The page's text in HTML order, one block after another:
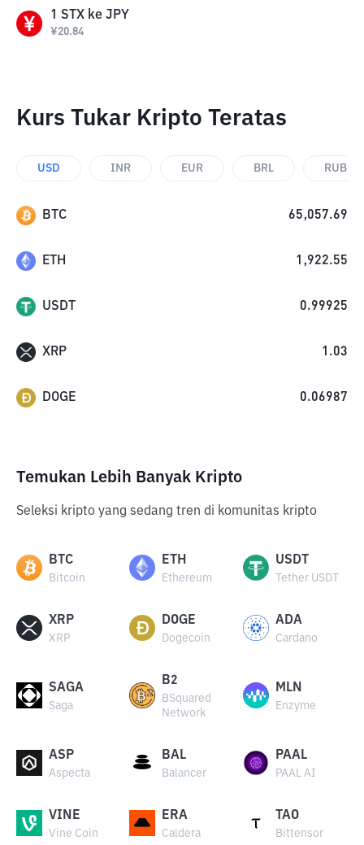
1 STX ke JPY
¥20.84
Kurs Tukar Kripto Teratas
USD INR EUR BRL RUB
BTC 65,057.69
ETH 1,922.55
USDT 0.99925
XRP 1.03
DOGE 0.06987
Temukan Lebih Banyak Kripto
Seleksi kripto yang sedang tren di komunitas kripto
BTC
Bitcoin
ETH
Ethereum
USDT
Tether USDT
XRP
XRP
DOGE
Dogecoin
ADA
Cardano
SAGA
Saga
B2
BSquared
Network
MLN
Enzyme
ASP
Aspecta
BAL
Balancer
PAAL
PAAL AI
VINE
Vine Coin
ERA
Caldera
TAO
Bittensor